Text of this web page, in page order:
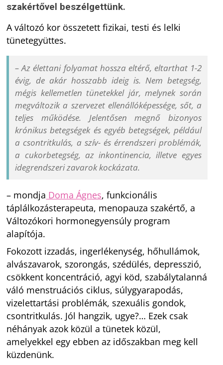
szakértővel beszélgettünk.
A változó kor összetett fizikai, testi és lelki
tünetegyüttes.
– Az élettani folyamat hossza eltérő, eltarthat 1-2
évig, de akár hosszabb ideig is. Nem betegség,
mégis kellemetlen tünetekkel jár, melynek során
megváltozik a szervezet ellenállóképessége, sőt, a
teljes működése. Jelentősen megnő bizonyos
krónikus betegségek és egyéb betegségek, például
a csontritkulás, a szív- és érrendszeri problémák,
a cukorbetegség, az inkontinencia, illetve egyes
idegrendszeri zavarok kockázata.
– mondja Doma Ágnes, funkcionális
táplálkozásterapeuta, menopauza szakértő, a
Változókori hormonegyensúly program
alapítója.
Fokozott izzadás, ingerlékenység, hőhullámok,
alvászavarok, szorongás, szédülés, depresszió,
csökkent koncentráció, agyi köd, szabálytalanná
váló menstruációs ciklus, súlygyarapodás,
vizelettartási problémák, szexuális gondok,
csontritkulás. Jól hangzik, ugye?… Ezek csak
néhányak azok közül a tünetek közül,
amelyekkel egy ebben az időszakban meg kell
küzdenünk.